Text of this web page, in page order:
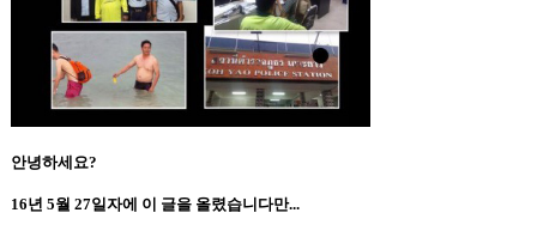
안녕하세요?
16년 5월 27일자에 이 글을 올렸습니다만...